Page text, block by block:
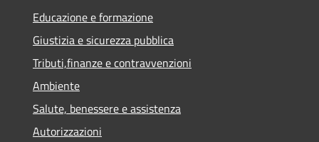
Educazione e formazione
Giustizia e sicurezza pubblica
Tributi,finanze e contravvenzioni
Ambiente
Salute, benessere e assistenza
Autorizzazioni